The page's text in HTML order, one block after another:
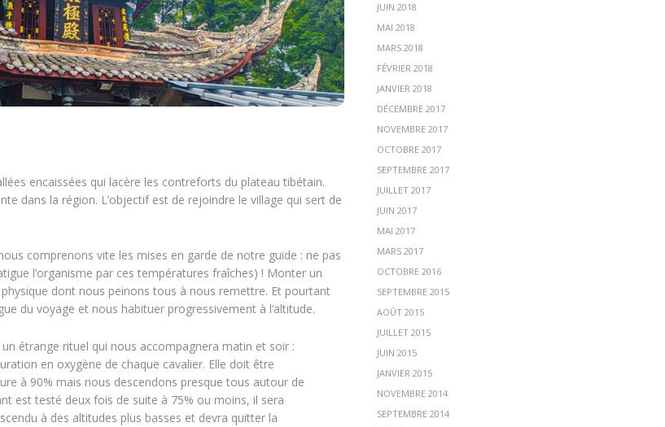
encaissées qui lacère les contreforts du plateau tibétain.
dans la région. L’objectif est de rejoindre le village qui sert de
comprenons vite les mises en garde de notre guide : ne pas
l’organisme par ces températures fraîches) ! Monter un
dont nous peinons tous à nous remettre. Et pourtant
du voyage et nous habituer progressivement à l’altitude.
étrange rituel qui nous accompagnera matin et soir :
en oxygène de chaque cavalier. Elle doit être
à 90% mais nous descendons presque tous autour de
est testé deux fois de suite à 75% ou moins, il sera
à des altitudes plus basses et devra quitter la
JUIN 2018
MAI 2018
MARS 2018
FÉVRIER 2018
JANVIER 2018
DÉCEMBRE 2017
NOVEMBRE 2017
OCTOBRE 2017
SEPTEMBRE 2017
JUILLET 2017
JUIN 2017
MAI 2017
MARS 2017
OCTOBRE 2016
SEPTEMBRE 2015
AOÛT 2015
JUILLET 2015
JUIN 2015
JANVIER 2015
NOVEMBRE 2014
SEPTEMBRE 2014